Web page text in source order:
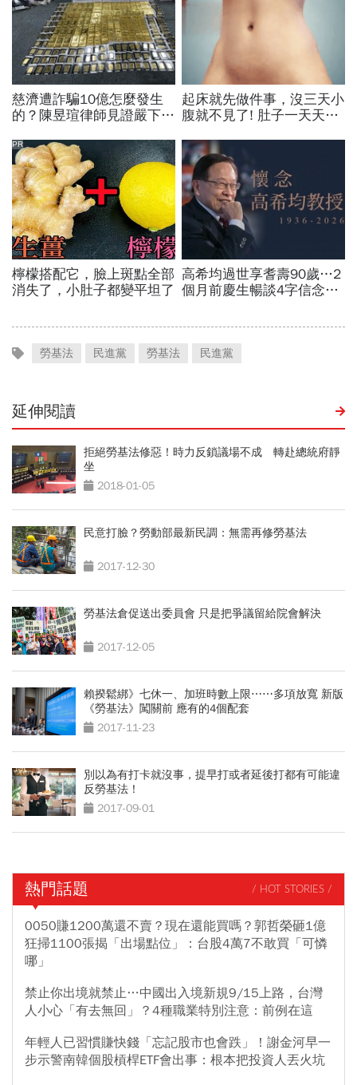
勞基法 民進黨 勞基法 民進黨
延伸閱讀
拒絕勞基法修惡！時力反鎖議場不成 轉赴總統府靜
坐
2018-01-05
民意打臉？勞動部最新民調：無需再修勞基法
2017-12-30
勞基法倉促送出委員會 只是把爭議留給院會解決
2017-12-05
賴揆鬆綁》七休一、加班時數上限⋯⋯多項放寬 新版
《勞基法》闖關前 應有的4個配套
2017-11-23
別以為有打卡就沒事，提早打或者延後打都有可能違
反勞基法！
2017-09-01
熱門話題 / HOT STORIES /
0050賺1200萬還不賣？現在還能買嗎？郭哲榮砸1億
狂掃1100張揭「出場點位」：台股4萬7不敢買「可憐
哪」
禁止你出境就禁止…中國出入境新規9/15上路，台灣
人小心「有去無回」？4種職業特別注意：前例在這
年輕人已習慣賺快錢「忘記股市也會跌」！謝金河早一
步示警南韓個股槓桿ETF會出事：根本把投資人丟火坑